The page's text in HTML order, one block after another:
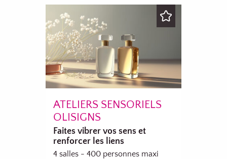
ATELIERS SENSORIELS
OLISIGNS
Faites vibrer vos sens et
renforcer les liens
4 salles - 400 personnes maxi